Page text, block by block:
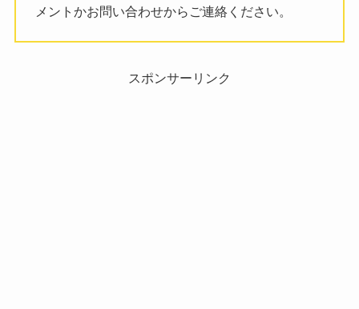
メントかお問い合わせからご連絡ください。
スポンサーリンク